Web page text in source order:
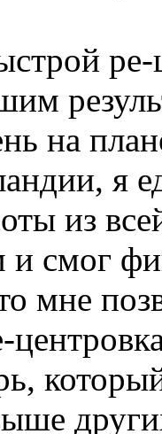
на
я
из
смог
мне